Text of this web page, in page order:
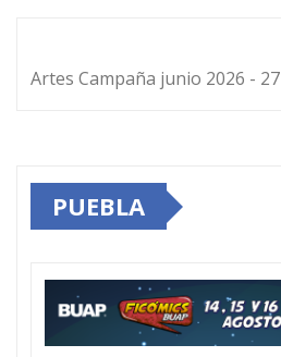
Artes Campaña junio 2026 - 27
PUEBLA